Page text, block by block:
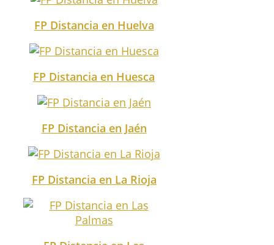
FP Distancia en Huelva
FP Distancia en Huesca
FP Distancia en Jaén
FP Distancia en La Rioja